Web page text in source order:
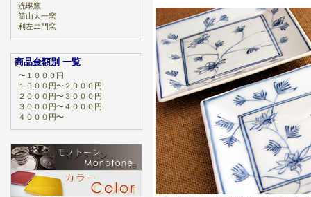
洸琳窯
筒山太一窯
利左エ門窯
商品金額別 一覧
〜１０００円
１０００円〜２０００円
２０００円〜３０００円
３０００円〜４０００円
４０００円〜